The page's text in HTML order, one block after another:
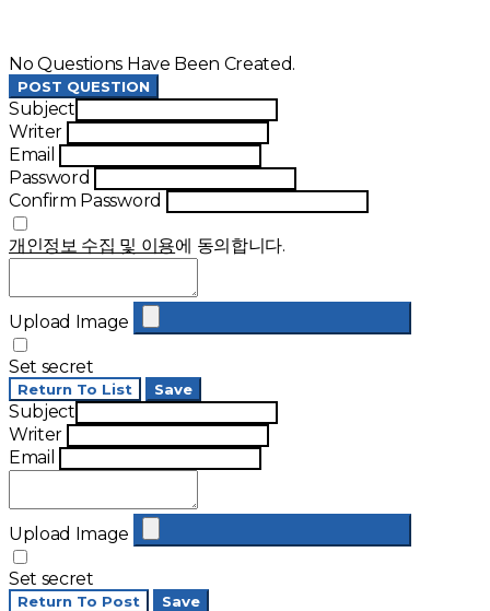
No Questions Have Been Created.
POST QUESTION
Subject
Writer
Email
Password
Confirm Password
개인정보 수집 및 이용에 동의합니다.
Upload Image
Set secret
Return To List Save
Subject
Writer
Email
Upload Image
Set secret
Return To Post Save